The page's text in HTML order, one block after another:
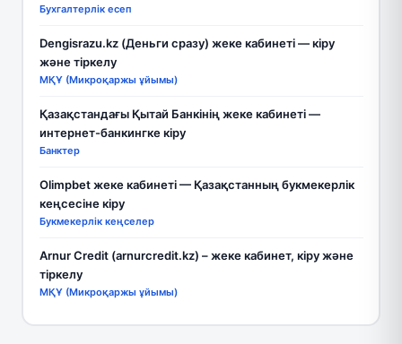
Бухгалтерлік есеп
Dengisrazu.kz (Деньги сразу) жеке кабинеті — кіру
және тіркелу
МҚҰ (Микроқаржы ұйымы)
Қазақстандағы Қытай Банкінің жеке кабинеті —
интернет-банкингке кіру
Банктер
Olimpbet жеке кабинеті — Қазақстанның букмекерлік
кеңсесіне кіру
Букмекерлік кеңселер
Arnur Credit (arnurcredit.kz) – жеке кабинет, кіру және
тіркелу
МҚҰ (Микроқаржы ұйымы)